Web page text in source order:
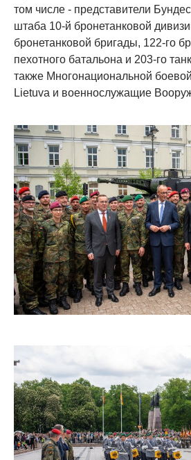
том числе - представители
штаба 10-й бронетанковой
бронетанковой бригады, 122-го
пехотного батальона и 203-го
также Многонациональной
Lietuva и военнослужащие